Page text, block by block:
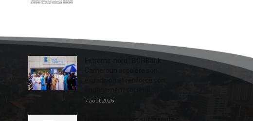
Extrême-nord : BGFIBank
7 août 2026